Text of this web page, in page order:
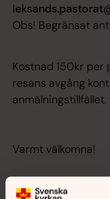
Obs! Begränsat
Kostnad 150kr per
resans avgång
anmälningstillfället.
Varmt välkomna!
OBS! Mindre